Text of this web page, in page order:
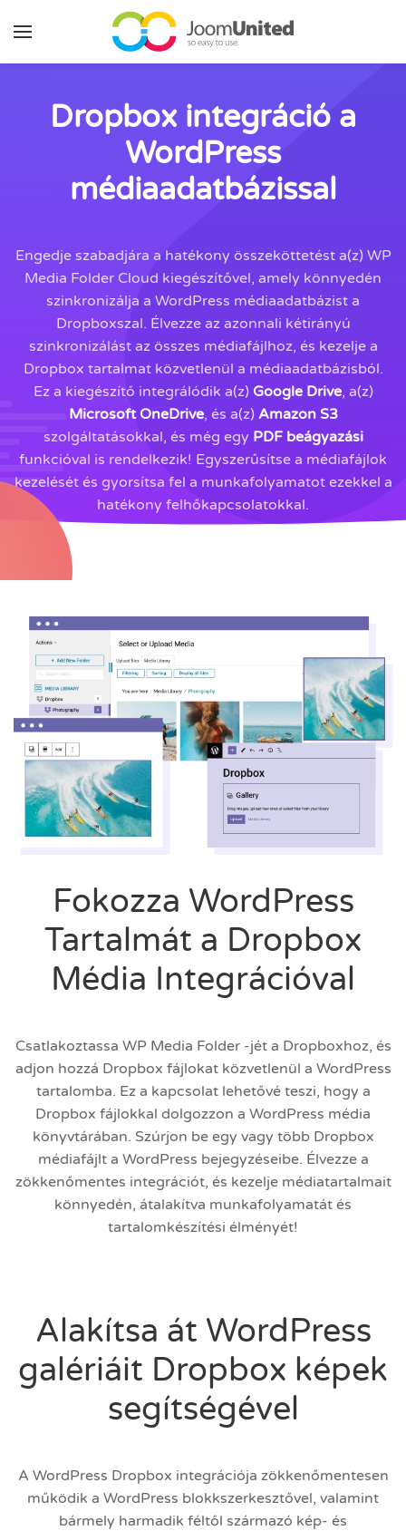
Ugrás a fő tartalomhoz
Dropbox integráció a
WordPress
médiaadatbázissal
Engedje szabadjára a hatékony összeköttetést a(z) WP
Media Folder Cloud kiegészítővel, amely könnyedén
szinkronizálja a WordPress médiaadatbázist a
Dropboxszal. Élvezze az azonnali kétirányú
szinkronizálást az összes médiafájlhoz, és kezelje a
Dropbox tartalmat közvetlenül a médiaadatbázisból.
Ez a kiegészítő integrálódik a(z) Google Drive, a(z)
Microsoft OneDrive, és a(z) Amazon S3
szolgáltatásokkal, és még egy PDF beágyazási
funkcióval is rendelkezik! Egyszerűsítse a médiafájlok
kezelését és gyorsítsa fel a munkafolyamatot ezekkel a
hatékony felhőkapcsolatokkal.
Fokozza WordPress
Tartalmát a Dropbox
Média Integrációval
Csatlakoztassa WP Media Folder -jét a Dropboxhoz, és
adjon hozzá Dropbox fájlokat közvetlenül a WordPress
tartalomba. Ez a kapcsolat lehetővé teszi, hogy a
Dropbox fájlokkal dolgozzon a WordPress média
könyvtárában. Szúrjon be egy vagy több Dropbox
médiafájlt a WordPress bejegyzéseibe. Élvezze a
zökkenőmentes integrációt, és kezelje médiatartalmait
könnyedén, átalakítva munkafolyamatát és
tartalomkészítési élményét!
Alakítsa át WordPress
galériáit Dropbox képek
segítségével
A WordPress Dropbox integrációja zökkenőmentesen
működik a WordPress blokkszerkesztővel, valamint
bármely harmadik féltől származó kép- és